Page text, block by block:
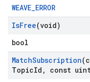
WEAVE_ERROR
IsFree(void)
bool
MatchSubscription
TopicId , const